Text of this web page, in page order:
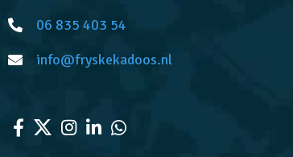
06 835 403 54
info@fryskekadoos.nl